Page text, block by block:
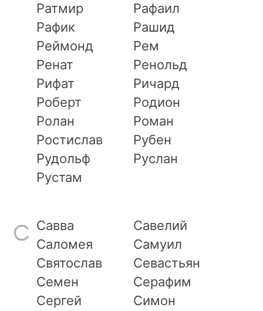
Ратмир
Рафаил
Рафик
Рашид
Реймонд
Рем
Ренат
Ренольд
Рифат
Ричард
Роберт
Родион
Ролан
Роман
Ростислав
Рубен
Рудольф
Руслан
Рустам
С Савва
Савелий
Саломея
Самуил
Святослав
Севастьян
Семен
Серафим
Сергей
Симон